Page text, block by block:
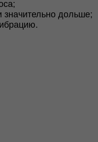
дольше;